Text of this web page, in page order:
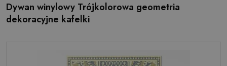
Dywan winylowy Trójkolorowa geometria
dekoracyjne kafelki